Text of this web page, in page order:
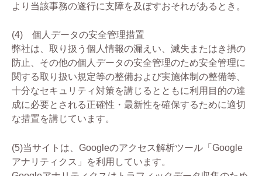
より当該事務の遂行に支障を及ぼすおそれがあるとき。
(4) 個人データの安全管理措置
弊社は、取り扱う個人情報の漏えい、滅失またはき損の
防止、その他の個人データの安全管理のため安全管理に
関する取り扱い規定等の整備および実施体制の整備等、
十分なセキュリティ対策を講じるとともに利用目的の達
成に必要とされる正確性・最新性を確保するために適切
な措置を講じています。
(5)当サイトは、Googleのアクセス解析ツール「Google
アナリティクス」を利用しています。